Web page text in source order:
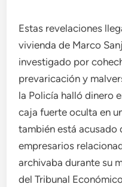
Estas revelaciones
vivienda de Marco
investigado por
prevaricación y
la Policía halló dinero
caja fuerte oculta en
también está acusado
empresarios
archivaba durante su
del Tribunal